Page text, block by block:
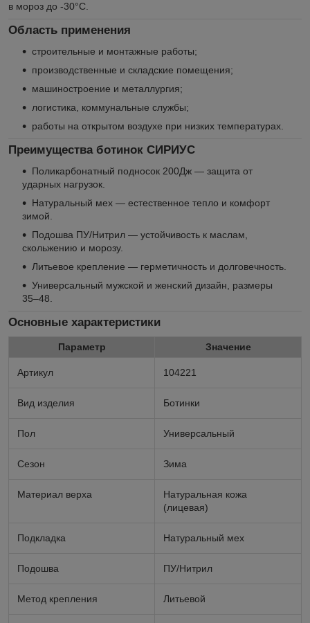
в мороз до -30°C.
Область применения
строительные и монтажные работы;
производственные и складские помещения;
машиностроение и металлургия;
логистика, коммунальные службы;
работы на открытом воздухе при низких температурах.
Преимущества ботинок СИРИУС
Поликарбонатный подносок 200Дж — защита от
ударных нагрузок.
Натуральный мех — естественное тепло и комфорт
зимой.
Подошва ПУ/Нитрил — устойчивость к маслам,
скольжению и морозу.
Литьевое крепление — герметичность и долговечность.
Универсальный мужской и женский дизайн, размеры
35–48.
Основные характеристики
Параметр Значение
Артикул 104221
Вид изделия Ботинки
Пол Универсальный
Сезон Зима
Материал верха
Натуральная кожа
(лицевая)
Подкладка Натуральный мех
Подошва ПУ/Нитрил
Метод крепления Литьевой